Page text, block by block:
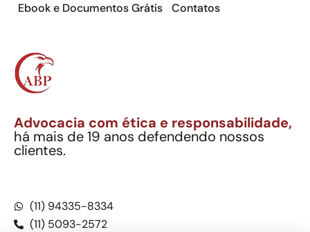
Ebook e Documentos Grátis
Contatos
Advocacia com ética e responsabilidade,
há mais de 19 anos defendendo nossos
clientes.
(11) 94335-8334
(11) 5093-2572